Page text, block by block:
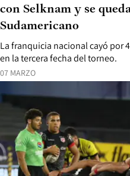
07 MARZO
La franquicia nacional cayó por
en la tercera fecha del torneo.
con Selknam y se
Sudamericano